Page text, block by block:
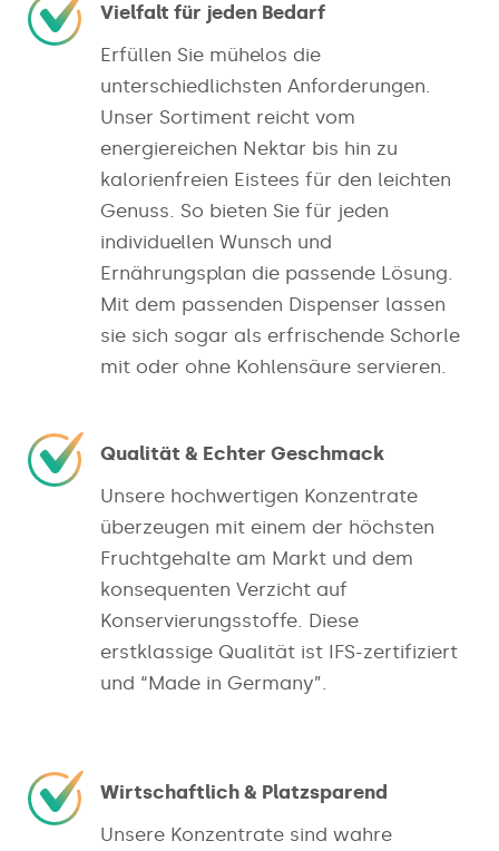
Vielfalt für jeden Bedarf
Erfüllen Sie mühelos die
unterschiedlichsten Anforderungen.
Unser Sortiment reicht vom
energiereichen Nektar bis hin zu
kalorienfreien Eistees für den leichten
Genuss. So bieten Sie für jeden
individuellen Wunsch und
Ernährungsplan die passende Lösung.
Mit dem passenden Dispenser lassen
sie sich sogar als erfrischende Schorle
mit oder ohne Kohlensäure servieren.
Qualität & Echter Geschmack
Unsere hochwertigen Konzentrate
überzeugen mit einem der höchsten
Fruchtgehalte am Markt und dem
konsequenten Verzicht auf
Konservierungsstoffe. Diese
erstklassige Qualität ist IFS-zertifiziert
und “Made in Germany”.
Wirtschaftlich & Platzsparend
Unsere Konzentrate sind wahre